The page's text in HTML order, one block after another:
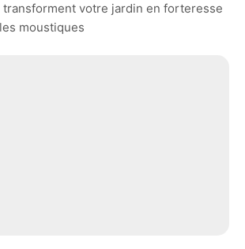
transforment votre jardin en forteresse
moustiques